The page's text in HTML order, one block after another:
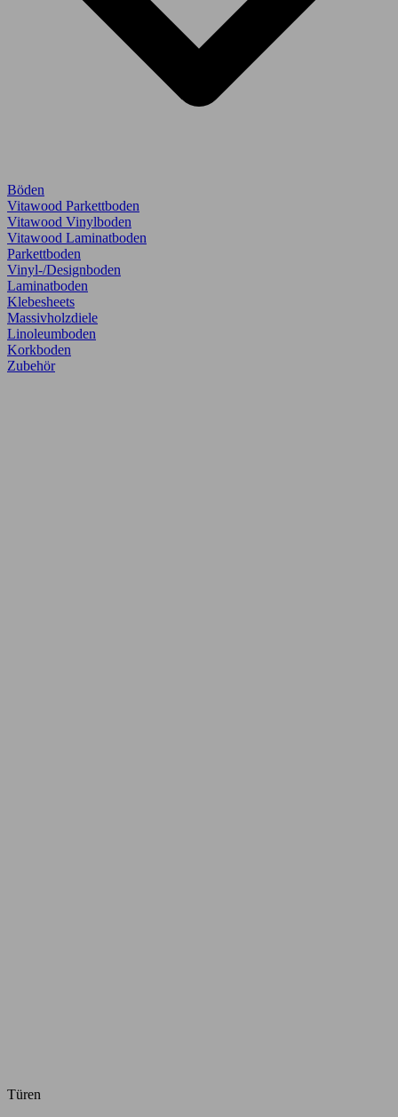
Böden
Vitawood Parkettboden
Vitawood Vinylboden
Vitawood Laminatboden
Parkettboden
Vinyl-/Designboden
Laminatboden
Klebesheets
Massivholzdiele
Linoleumboden
Korkboden
Zubehör
Türen